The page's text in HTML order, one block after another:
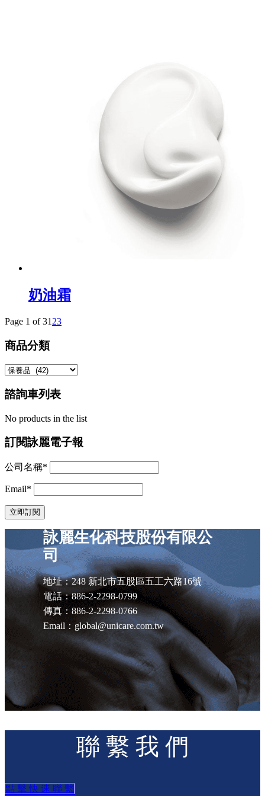
奶油霜
Page 1 of 31 23
商品分類
諮詢車列表
No products in the list
訂閱詠麗電子報
公司名稱*
Email*
詠麗生化科技股份有限公
司
地址：248 新北市五股區五工六路16號
電話：886-2-2298-0799
傳真：886-2-2298-0766
Email：global@unicare.com.tw
聯 繫 我 們
點 擊 快 速 聯 繫